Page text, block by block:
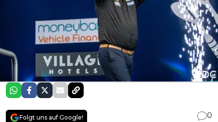
Folgt uns auf Google!
0